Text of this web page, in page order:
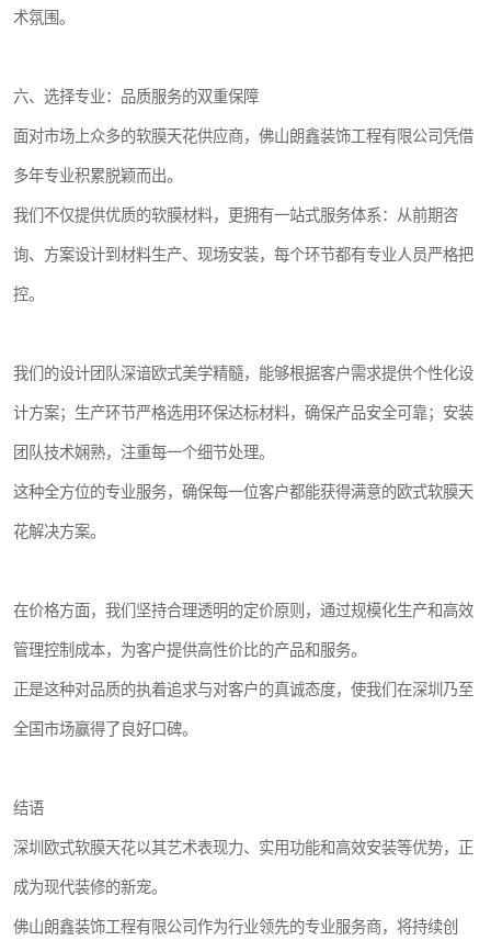
术氛围。
六、选择专业：品质服务的双重保障
面对市场上众多的软膜天花供应商，佛山朗鑫装饰工程有限公司凭借
多年专业积累脱颖而出。
我们不仅提供优质的软膜材料，更拥有一站式服务体系：从前期咨
询、方案设计到材料生产、现场安装，每个环节都有专业人员严格把
控。
我们的设计团队深谙欧式美学精髓，能够根据客户需求提供个性化设
计方案；生产环节严格选用环保达标材料，确保产品安全可靠；安装
团队技术娴熟，注重每一个细节处理。
这种全方位的专业服务，确保每一位客户都能获得满意的欧式软膜天
花解决方案。
在价格方面，我们坚持合理透明的定价原则，通过规模化生产和高效
管理控制成本，为客户提供高性价比的产品和服务。
正是这种对品质的执着追求与对客户的真诚态度，使我们在深圳乃至
全国市场赢得了良好口碑。
结语
深圳欧式软膜天花以其艺术表现力、实用功能和高效安装等优势，正
成为现代装修的新宠。
佛山朗鑫装饰工程有限公司作为行业领先的专业服务商，将持续创